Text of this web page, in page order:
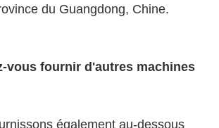
du Guangdong, Chine.
vous fournir d'autres machines
également au-dessous